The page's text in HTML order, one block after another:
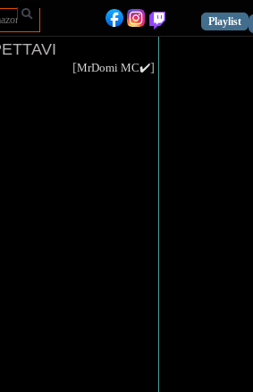
Playlist
[MrDomi MC✔️]